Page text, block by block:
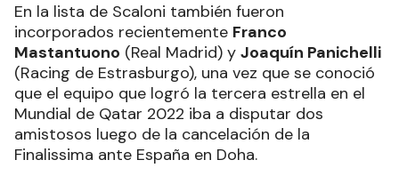
En la lista de Scaloni también fueron
incorporados recientemente Franco
Mastantuono (Real Madrid) y Joaquín Panichelli
(Racing de Estrasburgo), una vez que se conoció
que el equipo que logró la tercera estrella en el
Mundial de Qatar 2022 iba a disputar dos
amistosos luego de la cancelación de la
Finalissima ante España en Doha.